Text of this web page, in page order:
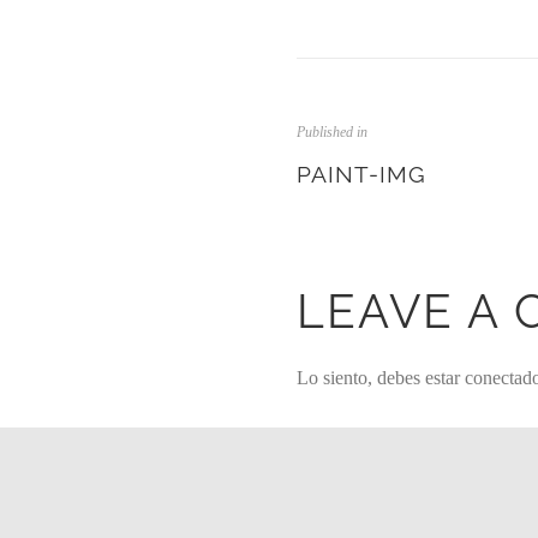
Published in
PAINT-IMG
LEAVE A
Lo siento, debes estar